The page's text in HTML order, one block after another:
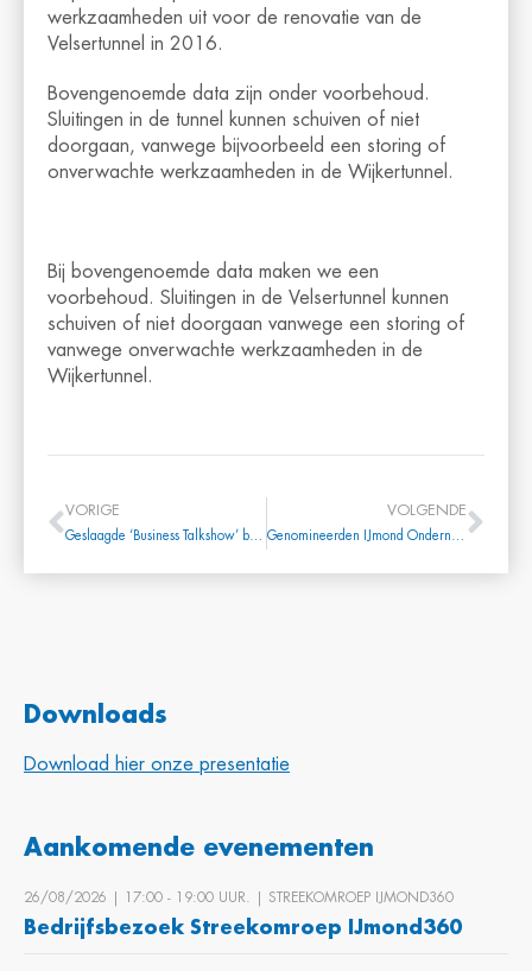
werkzaamheden uit voor de renovatie van de
Velsertunnel in 2016.
Bovengenoemde data zijn onder voorbehoud.
Sluitingen in de tunnel kunnen schuiven of niet
doorgaan, vanwege bijvoorbeeld een storing of
onverwachte werkzaamheden in de Wijkertunnel.
Bij bovengenoemde data maken we een
voorbehoud. Sluitingen in de Velsertunnel kunnen
schuiven of niet doorgaan vanwege een storing of
vanwege onverwachte werkzaamheden in de
Wijkertunnel.
VORIGE
Geslaagde ‘Business Talkshow’ bij Tata Steel!
VOLGENDE
Genomineerden IJmond Onderneemt Award 2015 bekend
Downloads
Download hier onze presentatie
Aankomende evenementen
26/08/2026 | 17:00 ‐ 19:00 UUR. | STREEKOMROEP IJMOND360
Bedrijfsbezoek Streekomroep IJmond360